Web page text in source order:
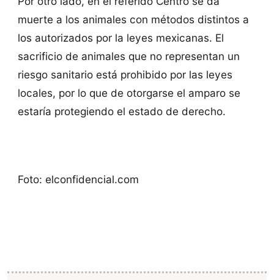
muerte a los animales con métodos distintos a
los autorizados por la leyes mexicanas. El
sacrificio de animales que no representan un
riesgo sanitario está prohibido por las leyes
locales, por lo que de otorgarse el amparo se
estaría protegiendo el estado de derecho.
Foto: elconfidencial.com